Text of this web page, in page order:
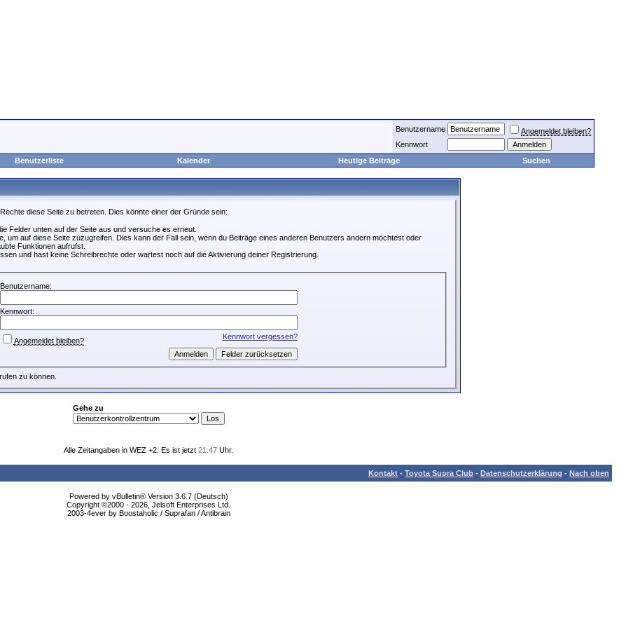
Benutzername
Angemeldet bleiben?
Kennwort
Benutzerliste Kalender Heutige Beiträge Suchen
diese Seite zu betreten. Dies könnte einer der Gründe sein:
Felder unten auf der Seite aus und versuche es erneut.
um auf diese Seite zuzugreifen. Dies kann der Fall sein, wenn du Beiträge eines anderen Benutzers ändern möchtest oder
Funktionen aufrufst.
und hast keine Schreibrechte oder wartest noch auf die Aktivierung deiner Registrierung.
Benutzername:
Kennwort:
Kennwort vergessen?
Angemeldet bleiben?
zu können.
Gehe zu
Alle Zeitangaben in WEZ +2. Es ist jetzt 21:47 Uhr.
Kontakt - Toyota Supra Club - Datenschutzerklärung - Nach oben
Powered by vBulletin® Version 3.6.7 (Deutsch)
Copyright ©2000 - 2026, Jelsoft Enterprises Ltd.
2003-4ever by Boostaholic / Suprafan / Antibrain